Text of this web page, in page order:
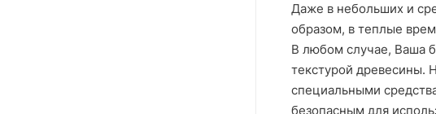
Даже в небольших и
образом, в теплые
В любом случае, Ваша
текстурой древесины.
специальными
безопасным для